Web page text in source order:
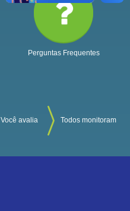
Perguntas Frequentes
Você avalia Todos monitoram